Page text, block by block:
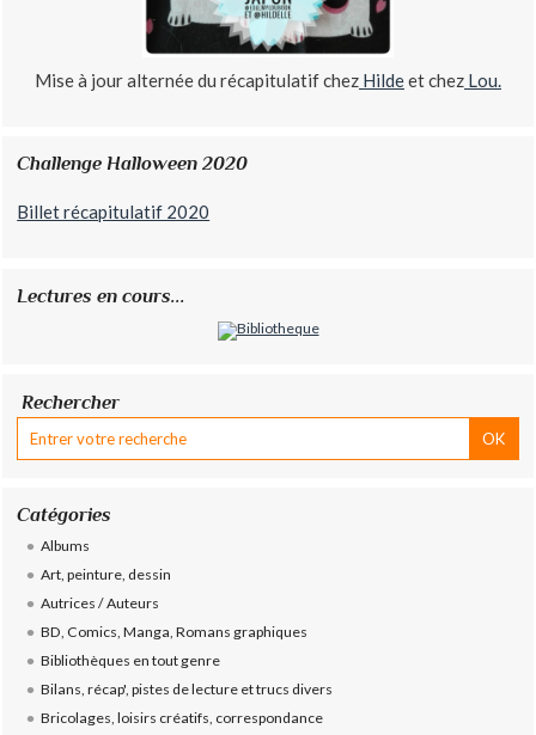
Mise à jour alternée du récapitulatif chez Hildeet chez Lou.
Challenge Halloween 2020
Billet récapitulatif 2020
Lectures en cours...
Rechercher
Catégories
Albums
Art, peinture, dessin
Autrices / Auteurs
BD, Comics, Manga, Romans graphiques
Bibliothèques en tout genre
Bilans, récap', pistes de lecture et trucs divers
Bricolages, loisirs créatifs, correspondance